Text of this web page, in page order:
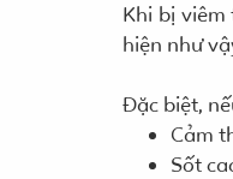
Khi bị
hiện như
Đặc biệt,
Cảm
Sốt